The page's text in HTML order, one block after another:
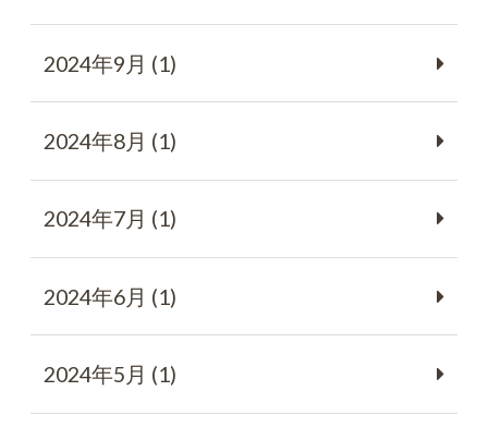
2024年9月 (1)
2024年8月 (1)
2024年7月 (1)
2024年6月 (1)
2024年5月 (1)